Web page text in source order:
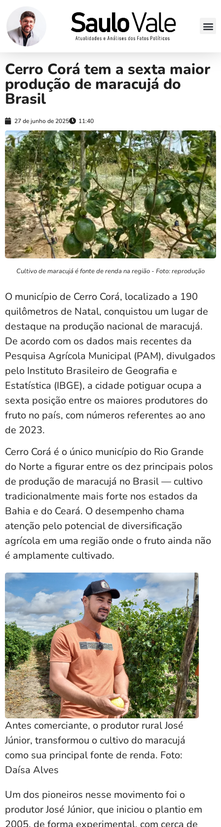
Cerro Corá tem a sexta maior
produção de maracujá do
Brasil
27 de junho de 2025 11:40
Cultivo de maracujá é fonte de renda na região - Foto: reprodução
O município de Cerro Corá, localizado a 190
quilômetros de Natal, conquistou um lugar de
destaque na produção nacional de maracujá.
De acordo com os dados mais recentes da
Pesquisa Agrícola Municipal (PAM), divulgados
pelo Instituto Brasileiro de Geografia e
Estatística (IBGE), a cidade potiguar ocupa a
sexta posição entre os maiores produtores do
fruto no país, com números referentes ao ano
de 2023.
Cerro Corá é o único município do Rio Grande
do Norte a figurar entre os dez principais polos
de produção de maracujá no Brasil — cultivo
tradicionalmente mais forte nos estados da
Bahia e do Ceará. O desempenho chama
atenção pelo potencial de diversificação
agrícola em uma região onde o fruto ainda não
é amplamente cultivado.
Antes comerciante, o produtor rural José
Júnior, transformou o cultivo do maracujá
como sua principal fonte de renda. Foto:
Daísa Alves
Um dos pioneiros nesse movimento foi o
produtor José Júnior, que iniciou o plantio em
2005, de forma experimental, com cerca de